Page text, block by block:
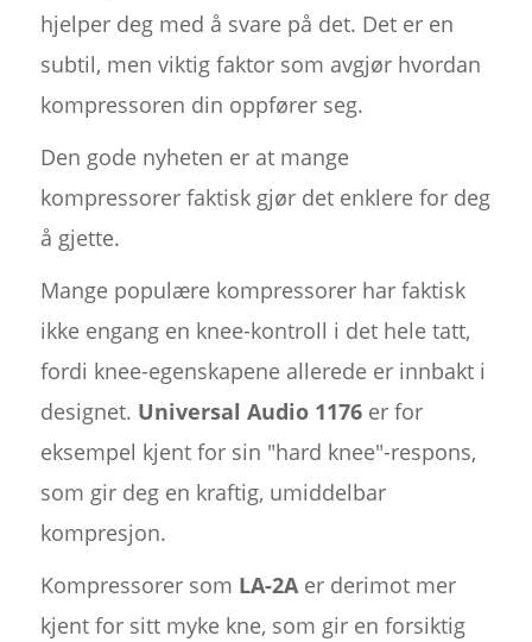
hjelper deg med å svare på det. Det er en
subtil, men viktig faktor som avgjør hvordan
kompressoren din oppfører seg.
Den gode nyheten er at mange
kompressorer faktisk gjør det enklere for deg
å gjette.
Mange populære kompressorer har faktisk
ikke engang en knee-kontroll i det hele tatt,
fordi knee-egenskapene allerede er innbakt i
designet. Universal Audio 1176er for
eksempel kjent for sin "hard knee"-respons,
som gir deg en kraftig, umiddelbar
kompresjon.
Kompressorer som LA-2Aer derimot mer
kjent for sitt myke kne, som gir en forsiktig